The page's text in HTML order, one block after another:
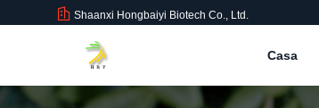
Shaanxi Hongbaiyi Biotech Co., Ltd.
Casa